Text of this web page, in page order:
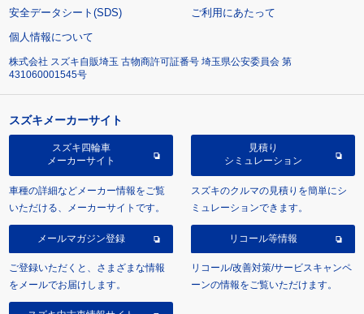
安全データシート(SDS)
ご利用にあたって
個人情報について
株式会社 スズキ自販埼玉 古物商許可証番号 埼玉県公安委員会 第
431060001545号
スズキメーカーサイト
スズキ四輪車
メーカーサイト
車種の詳細などメーカー情報をご覧
いただける、メーカーサイトです。
見積り
シミュレーション
スズキのクルマの見積りを簡単にシ
ミュレーションできます。
メールマガジン登録
ご登録いただくと、さまざまな情報
をメールでお届けします。
リコール等情報
リコール/改善対策/サービスキャンペ
ーンの情報をご覧いただけます。